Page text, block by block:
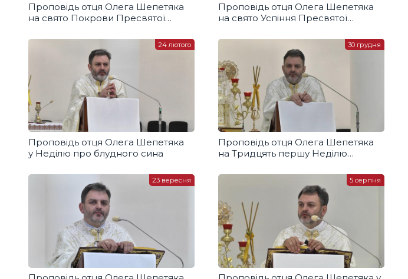
Проповідь отця Олега Шепетяка
на свято Покрови Пресвятої
Проповідь отця Олега Шепетяка
на свято Успіння Пресвятої
Проповідь отця Олега Шепетяка
у Неділю про блудного сина
24 лютого
Проповідь отця Олега Шепетяка
на Тридцять першу Неділю
30 грудня
23 вересня 5 серпня